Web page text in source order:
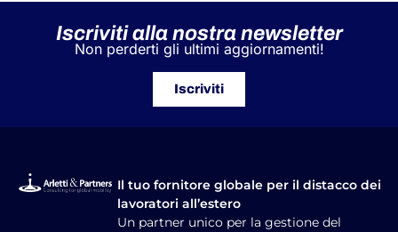
Iscriviti alla nostra newsletter
Non perderti gli ultimi aggiornamenti!
Iscriviti
Il tuo fornitore globale per il distacco dei
lavoratori all’estero
Un partner unico per la gestione del